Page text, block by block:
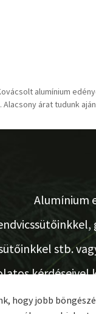
alumínium
árat tudunk
Alumínium
stb.
kérdéseivel
e-mail-címét,
hogy jobb